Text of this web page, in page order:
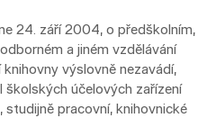
24. září 2004, o předškolním,
a jiném vzdělávání
výslovně nezavádí,
školských účelových zařízení
pracovní, knihovnické